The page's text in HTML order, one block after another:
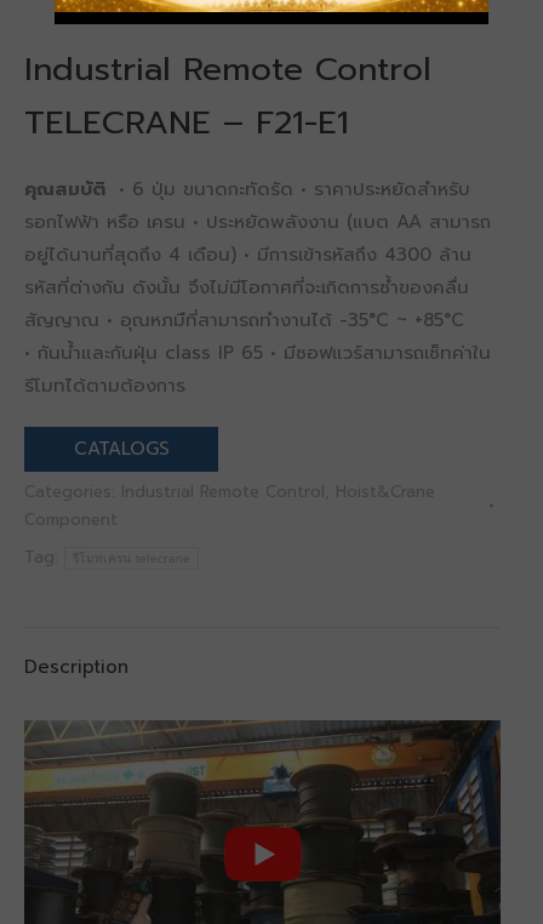
Industrial Remote Control
TELECRANE – F21-E1
คุณสมบัติ • 6 ปุ่ม ขนาดกะทัดรัด • ราคาประหยัดสำหรับ
รอกไฟฟ้า หรือ เครน • ประหยัดพลังงาน (แบต AA สามารถ
อยู่ได้นานที่สุดถึง 4 เดือน) • มีการเข้ารหัสถึง 4300 ล้าน
รหัสที่ต่างกัน ดังนั้น จึงไม่มีโอกาศที่จะเกิดการซ้ำของคลื่น
สัญญาณ • อุณหภมืที่สามารถทำงานได้ -35°C ~ +85°C
• กันน้ำและกันฝุ่น class IP 65 • มีซอฟแวร์สามารถเซ็ทค่าใน
รีโมทได้ตามต้องการ
CATALOGS
Categories: Industrial Remote Control Hoist&Crane
Component
Tag:
Description